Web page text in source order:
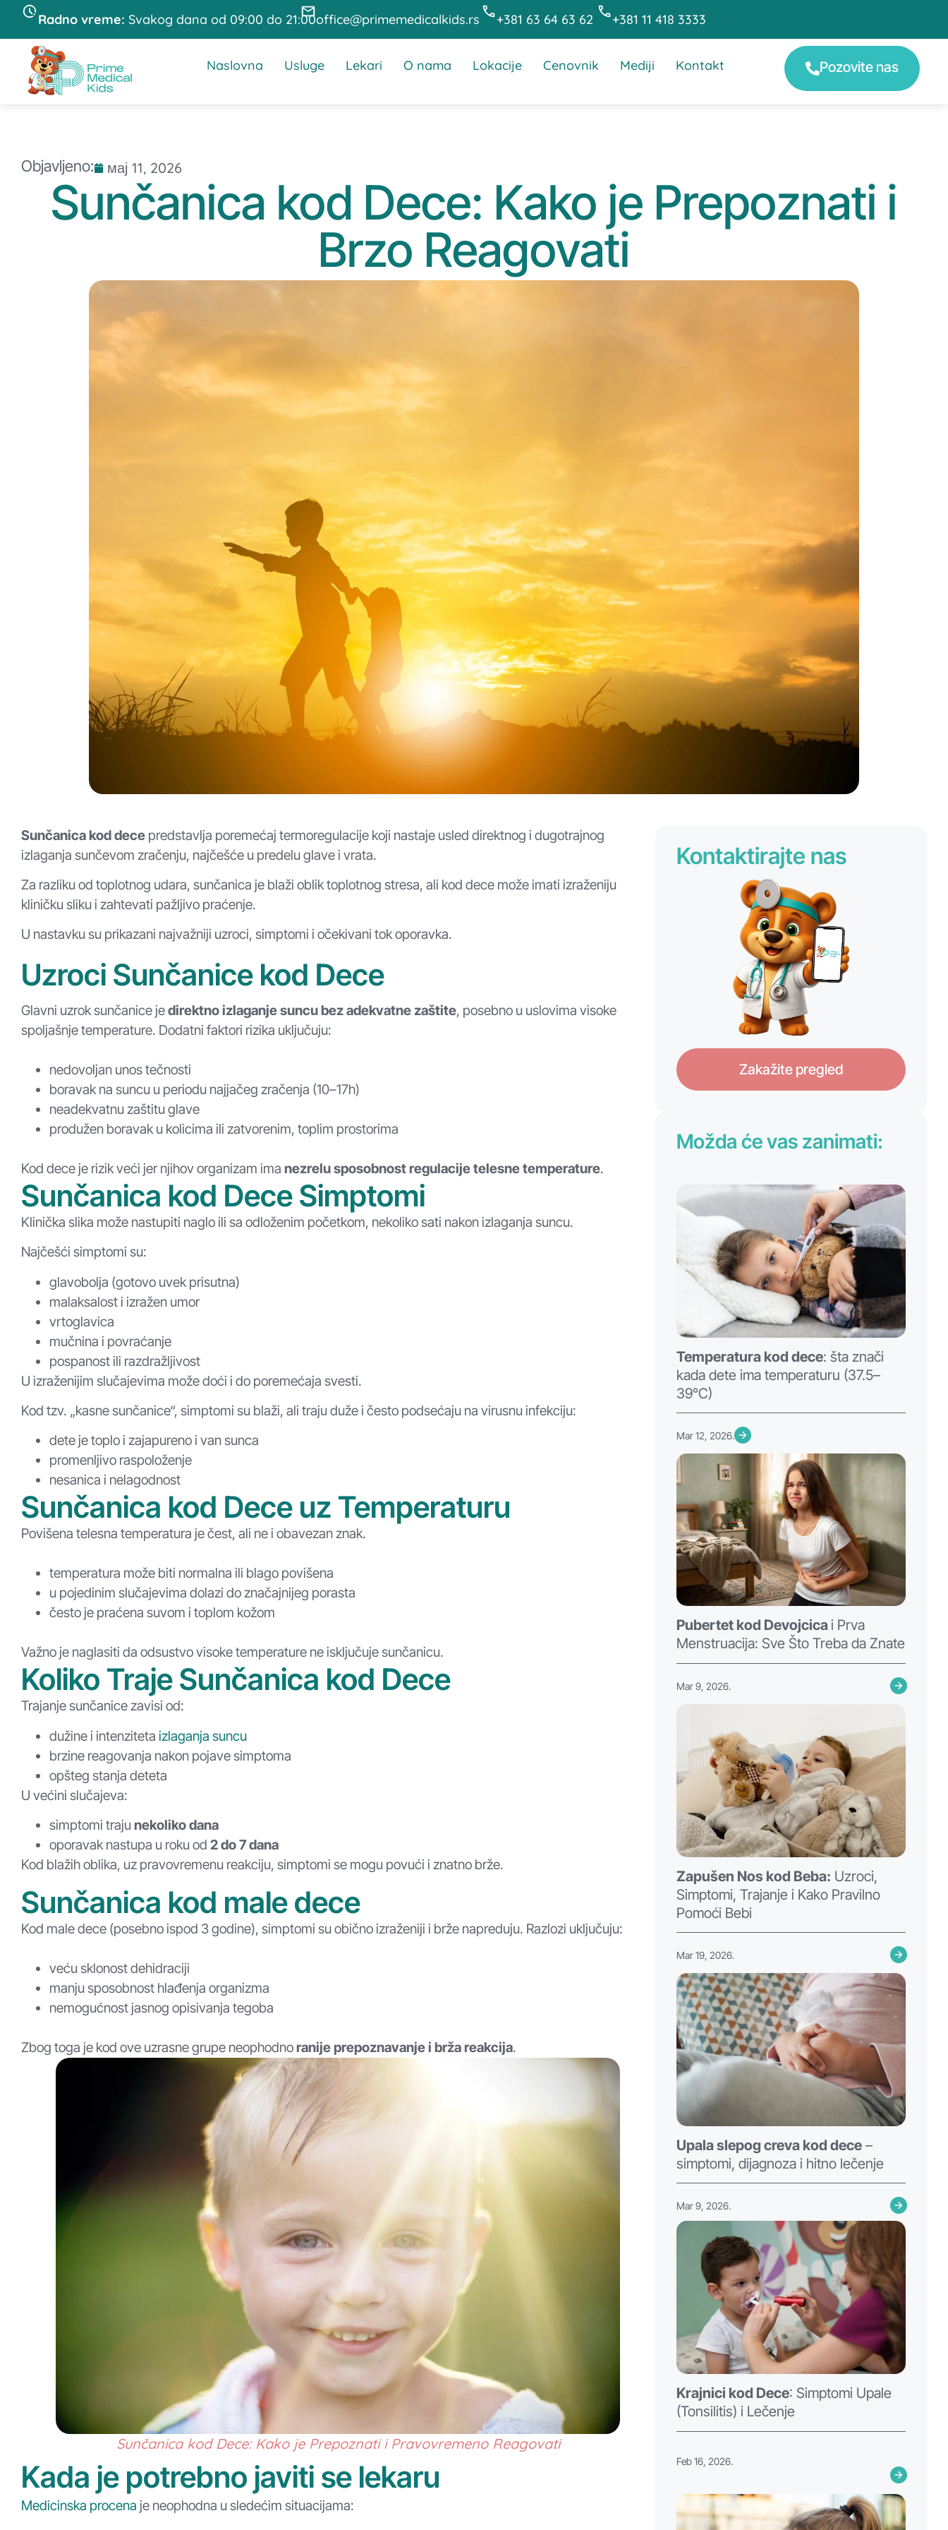
Radno vreme: Svakog dana od 09:00 do 21:00office@primemedicalkids.rs +381 63 64 63 62 +381 11 418 3333
Naslovna Usluge Lekari O nama Lokacije Cenovnik Mediji Kontakt Pozovite nas
Objavljeno: мај 11, 2026
Sunčanica kod Dece: Kako je Prepoznati i
Brzo Reagovati
Sunčanica kod dece predstavlja poremećaj termoregulacije koji nastaje usled direktnog i dugotrajnog
izlaganja sunčevom zračenju, najčešće u predelu glave i vrata.
Za razliku od toplotnog udara, sunčanica je blaži oblik toplotnog stresa, ali kod dece može imati izraženiju
kliničku sliku i zahtevati pažljivo praćenje.
U nastavku su prikazani najvažniji uzroci, simptomi i očekivani tok oporavka.
Uzroci Sunčanice kod Dece
Glavni uzrok sunčanice jedirektno izlaganje suncu bez adekvatne zaštite, posebno u uslovima visoke
spoljašnje temperature. Dodatni faktori rizika uključuju:
nedovoljan unos tečnosti
boravak na suncu u periodu najjačeg zračenja (10–17h)
neadekvatnu zaštitu glave
produžen boravak u kolicima ili zatvorenim, toplim prostorima
Kod dece je rizik veći jer njihov organizam ima nezrelu sposobnost regulacije telesne temperature.
Sunčanica kod Dece Simptomi
Klinička slika može nastupiti naglo ili sa odloženim početkom, nekoliko sati nakon izlaganja suncu.
Najčešći simptomi su:
glavobolja (gotovo uvek prisutna)
malaksalost i izražen umor
vrtoglavica
mučnina i povraćanje
pospanost ili razdražljivost
U izraženijim slučajevima može doći i do poremećaja svesti.
Kod tzv. „kasne sunčanice“, simptomi su blaži, ali traju duže i često podsećaju na virusnu infekciju:
dete je toplo i zajapureno i van sunca
promenljivo raspoloženje
nesanica i nelagodnost
Sunčanica kod Dece uz Temperaturu
Povišena telesna temperatura je čest, ali ne i obavezan znak.
temperatura može biti normalna ili blago povišena
u pojedinim slučajevima dolazi do značajnijeg porasta
često je praćena suvom i toplom kožom
Važno je naglasiti da odsustvo visoke temperature ne isključuje sunčanicu.
Koliko Traje Sunčanica kod Dece
Trajanje sunčanice zavisi od:
dužine i intenziteta izlaganja suncu
brzine reagovanja nakon pojave simptoma
opšteg stanja deteta
U većini slučajeva:
simptomi traju nekoliko dana
oporavak nastupa u roku od 2 do 7 dana
Kod blažih oblika, uz pravovremenu reakciju, simptomi se mogu povući i znatno brže.
Sunčanica kod male dece
Kod male dece (posebno ispod 3 godine), simptomi su obično izraženiji i brže napreduju. Razlozi uključuju:
veću sklonost dehidraciji
manju sposobnost hlađenja organizma
nemogućnost jasnog opisivanja tegoba
Zbog toga je kod ove uzrasne grupe neophodnoranije prepoznavanje i brža reakcija.
Sunčanica kod Dece: Kako je Prepoznati i Pravovremeno Reagovati
Kada je potrebno javiti se lekaru
Medicinska procena je neophodna u sledećim situacijama:
Kontaktirajte nas
Zakažite pregled
Možda će vas zanimati:
Temperatura kod dece: šta znači
kada dete ima temperaturu (37.5–
39°C)
Mar 12, 2026.
Pubertet kod Devojcica i Prva
Menstruacija: Sve Što Treba da Znate
Mar 9, 2026.
Zapušen Nos kod Beba: Uzroci,
Simptomi, Trajanje i Kako Pravilno
Pomoći Bebi
Mar 19, 2026.
Upala slepog creva kod dece–
simptomi, dijagnoza i hitno lečenje
Mar 9, 2026.
Krajnici kod Dece: Simptomi Upale
(Tonsilitis) i Lečenje
Feb 16, 2026.